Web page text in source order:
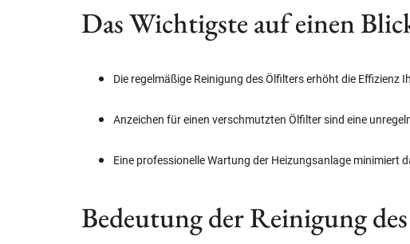
Das Wichtigste auf einen
Die regelmäßige Reinigung des Ölfilters erhöht die Effizienz
Anzeichen für einen verschmutzten Ölfilter sind eine
Eine professionelle Wartung der Heizungsanlage minimiert
Bedeutung der Reinigung